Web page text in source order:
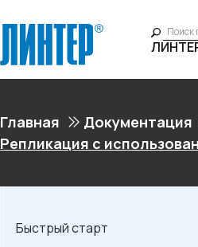
Главная Документация
Репликация с
Быстрый старт